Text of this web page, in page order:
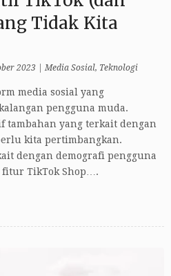
Tidak Kita
2023 |Media Sosial, Teknologi
media sosial yang
pengguna muda.
tambahan yang terkait dengan
kita pertimbangkan.
dengan demografi pengguna
TikTok Shop….